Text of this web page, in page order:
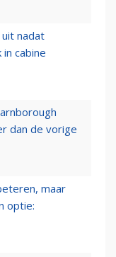
uit nadat
cabine
dan de vorige
maar
optie: